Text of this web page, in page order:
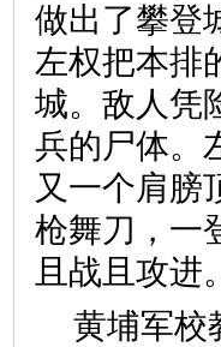
做出了攀登
左权把本排
城。敌人凭
兵的尸体。
又一个肩膀
枪舞刀，一
且战且攻进。
黄埔军校